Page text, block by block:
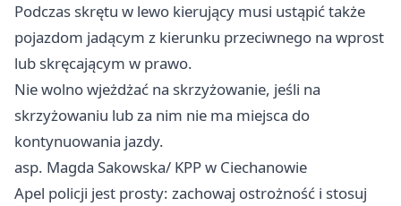
Podczas skrętu w lewo kierujący musi ustąpić także
pojazdom jadącym z kierunku przeciwnego na wprost
lub skręcającym w prawo.
Nie wolno wjeżdżać na skrzyżowanie, jeśli na
skrzyżowaniu lub za nim nie ma miejsca do
kontynuowania jazdy.
asp. Magda Sakowska/ KPP w Ciechanowie
Apel policji jest prosty: zachowaj ostrożność i stosuj